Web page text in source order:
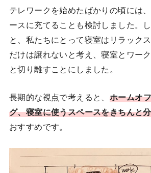
テレワークを始めたばかりの頃には
ースに充てることも検討しました。
と、私たちにとって寝室はリラック
だけは譲れないと考え、寝室とワー
と切り離すことにしました。
長期的な視点で考えると、 ホームオ
グ、寝室に使うスペースをきちんと
おすすめです。